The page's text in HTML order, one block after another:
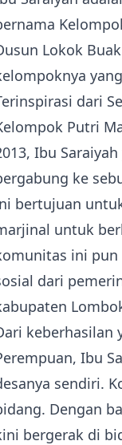
Lokok
dari
Putri
Ibu
ke
bertujuan
untuk
ini pun
dari
keberhasilan
Ibu
sendiri.
Dengan
bergerak di